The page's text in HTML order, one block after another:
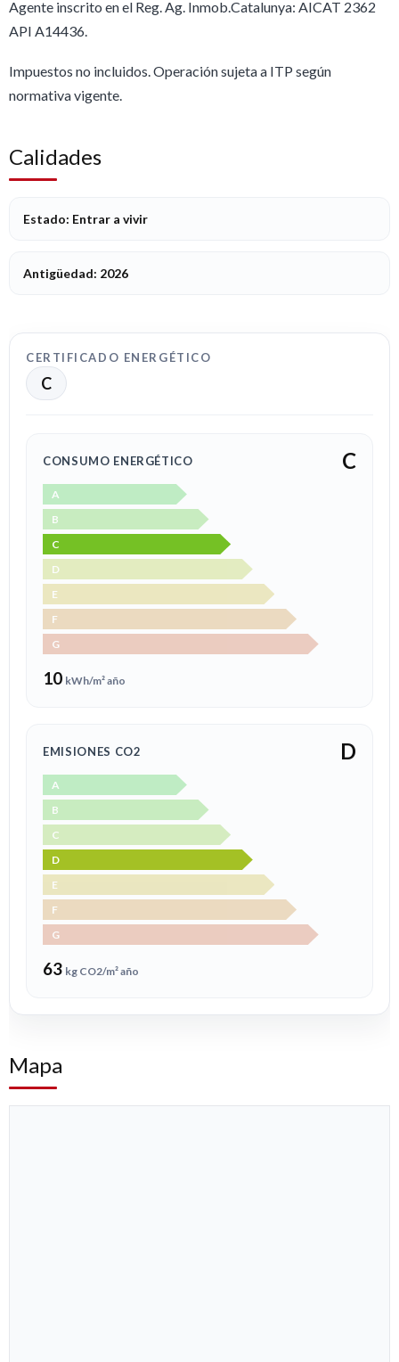
Agente inscrito en el Reg. Ag. Inmob.Catalunya: AICAT 2362
API A14436.
Impuestos no incluidos. Operación sujeta a ITP según
normativa vigente.
Calidades
Estado: Entrar a vivir
Antigüedad: 2026
CERTIFICADO ENERGÉTICO
C
CONSUMO ENERGÉTICO C
A
B
C
D
E
F
G
10 kWh/m² año
EMISIONES CO2 D
A
B
C
D
E
F
G
63 kg CO2/m² año
Mapa